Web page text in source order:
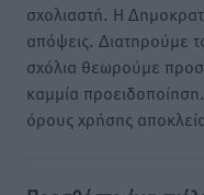
σχολιαστή. Η
απόψεις. Διατηρούμε
σχόλια θεωρούμε
καμμία
όρους χρήσης